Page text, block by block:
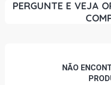
PERGUNTE E VEJA
NÃO